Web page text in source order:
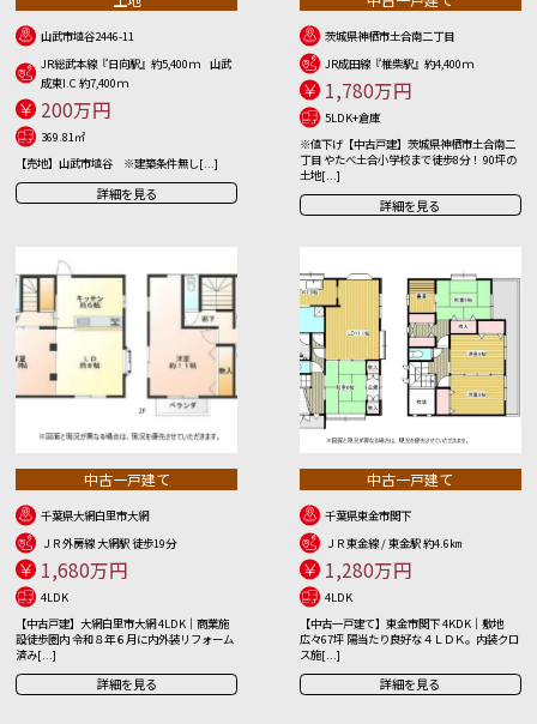
山武市埴谷2446-11
JR総武本線『日向駅』約5,400ｍ 山武
成東I.C 約7,400ｍ
200万円
369.81㎡
【売地】山武市埴谷 ※建築条件無し[...]
詳細を見る
茨城県神栖市土合南二丁目
JR成田線『椎柴駅』約4,400ｍ
1,780万円
5LDK+倉庫
※値下げ【中古戸建】茨城県神栖市土合南二
丁目 やたべ土合小学校まで徒歩8分！ 90坪の
土地[...]
詳細を見る
中古一戸建て
千葉県大網白里市大網
ＪＲ外房線 大網駅 徒歩19分
1,680万円
4LDK
【中古戸建】大網白里市大網 4LDK｜商業施
設徒歩圏内 令和８年６月に内外装リフォーム
済み[...]
詳細を見る
中古一戸建て
千葉県東金市関下
ＪＲ東金線 / 東金駅 約4.6㎞
1,280万円
4LDK
【中古一戸建て】東金市関下 4KDK｜敷地
広々67坪 陽当たり良好な４ＬＤＫ。内装クロ
ス施[...]
詳細を見る